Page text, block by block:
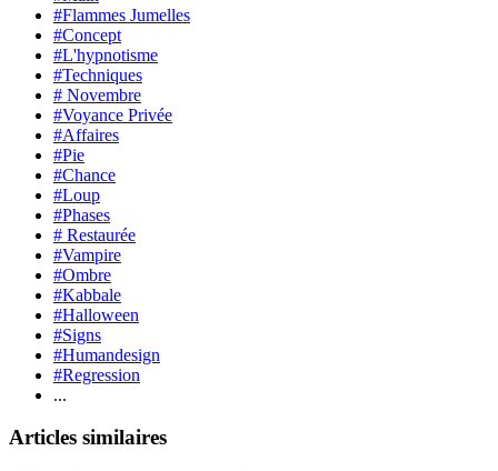
#Flammes Jumelles
#Concept
#L'hypnotisme
#Techniques
# Novembre
#Voyance Privée
#Affaires
#Pie
#Chance
#Loup
#Phases
# Restaurée
#Vampire
#Ombre
#Kabbale
#Halloween
#Signs
#Humandesign
#Regression
...
Articles similaires